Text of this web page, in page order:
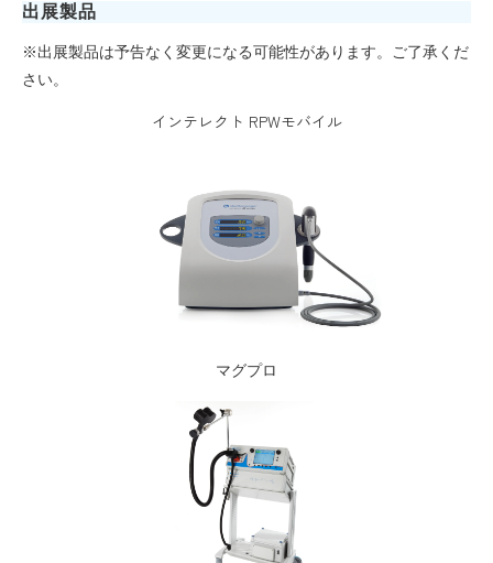
出展製品
※出展製品は予告なく変更になる可能性があります。ご了承くだ
さい。
インテレクト RPWモバイル
マグプロ